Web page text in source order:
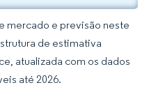
mercado e previsão neste
de estimativa
atualizada com os dados
até 2026.